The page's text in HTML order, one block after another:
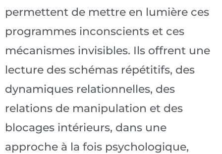
permettent de mettre en lumière ces
programmes inconscients et ces
mécanismes invisibles. Ils offrent une
lecture des schémas répétitifs, des
dynamiques relationnelles, des
relations de manipulation et des
blocages intérieurs, dans une
approche à la fois psychologique,